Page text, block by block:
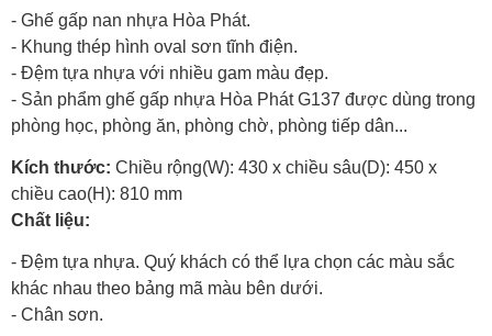
- Ghế gấp nan nhựa Hòa Phát.
- Khung thép hình oval sơn tĩnh điện.
- Đệm tựa nhựa với nhiều gam màu đẹp.
- Sản phẩm ghế gấp nhựa Hòa Phát G137 được dùng trong
phòng học, phòng ăn, phòng chờ, phòng tiếp dân...
Kích thước: Chiều rộng(W): 430 x chiều sâu(D): 450 x
chiều cao(H): 810 mm
Chất liệu:
- Đệm tựa nhựa. Quý khách có thể lựa chọn các màu sắc
khác nhau theo bảng mã màu bên dưới.
- Chân sơn.